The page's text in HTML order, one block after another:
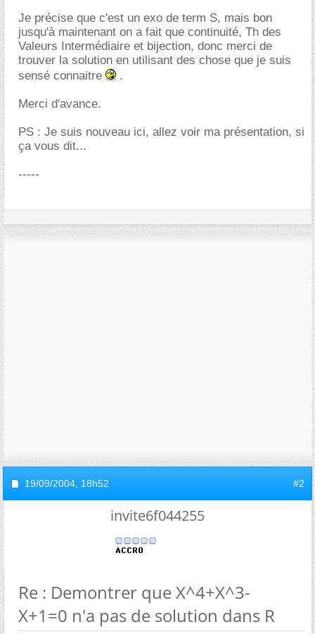
Je précise que c'est un exo de term S, mais bon
jusqu'à maintenant on a fait que continuité, Th des
Valeurs Intermédiaire et bijection, donc merci de
trouver la solution en utilisant des chose que je suis
sensé connaitre
.
Merci d'avance.
PS : Je suis nouveau ici, allez voir ma présentation, si
ça vous dit...
-----
19/09/2004, 18h52 #2
invite6f044255
Re : Demontrer que X^4+X^3-
X+1=0 n'a pas de solution dans R